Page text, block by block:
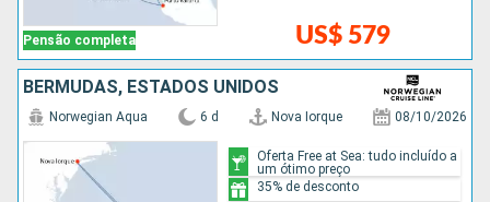
Pensão completa US$ 579
BERMUDAS, ESTADOS UNIDOS
Norwegian Aqua 6 d Nova Iorque 08/10/2026
Oferta Free at Sea: tudo incluído a
um ótimo preço
35% de desconto